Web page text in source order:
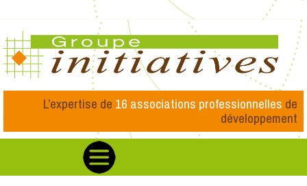
L’expertise de 16 associations professionnelles de
développement